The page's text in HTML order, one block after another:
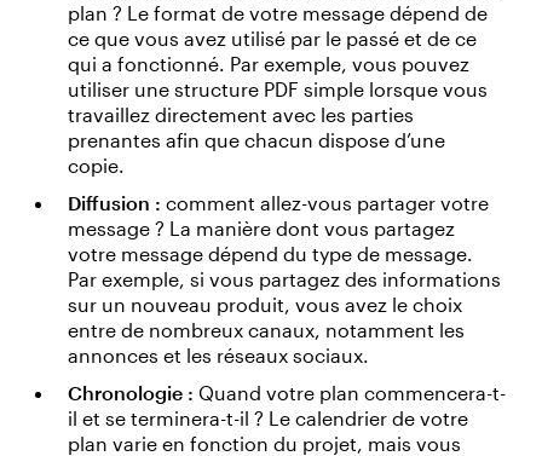
plan ? Le format de votre message dépend de
ce que vous avez utilisé par le passé et de ce
qui a fonctionné. Par exemple, vous pouvez
utiliser une structure PDF simple lorsque vous
travaillez directement avec les parties
prenantes afin que chacun dispose d’une
copie.
Diffusion : comment allez-vous partager votre
message ? La manière dont vous partagez
votre message dépend du type de message.
Par exemple, si vous partagez des informations
sur un nouveau produit, vous avez le choix
entre de nombreux canaux, notamment les
annonces et les réseaux sociaux.
Chronologie : Quand votre plan commencera-t-
il et se terminera-t-il ? Le calendrier de votre
plan varie en fonction du projet, mais vous